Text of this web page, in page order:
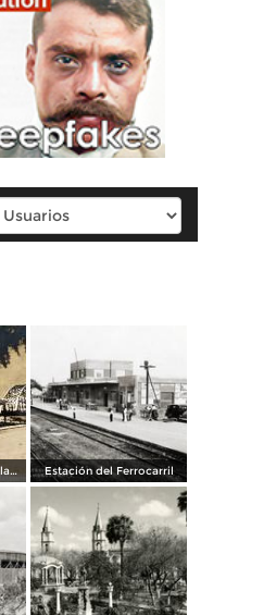
Vista a la garita. ( Circulada el 9 de Julio de 1956 ). Estación del Ferrocarril